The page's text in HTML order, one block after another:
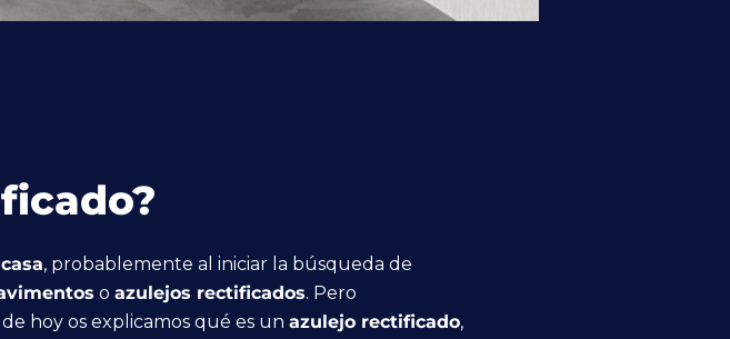
casa, probablemente al iniciar la búsqueda de
o azulejos rectificados. Pero
hoy os explicamos qué es un azulejo rectificado,